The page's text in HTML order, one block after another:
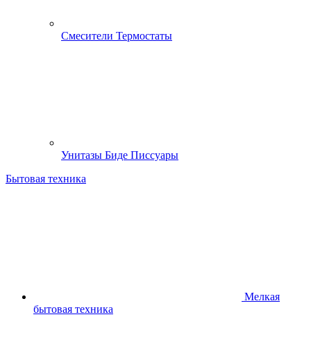
Смесители Термостаты
Унитазы Биде Писсуары
Бытовая техника
Мелкая
бытовая техника